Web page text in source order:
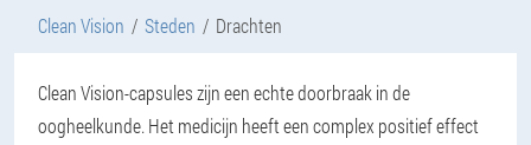
Clean Vision Steden Drachten
Clean Vision-capsules zijn een echte doorbraak in de
oogheelkunde. Het medicijn heeft een complex positief effect